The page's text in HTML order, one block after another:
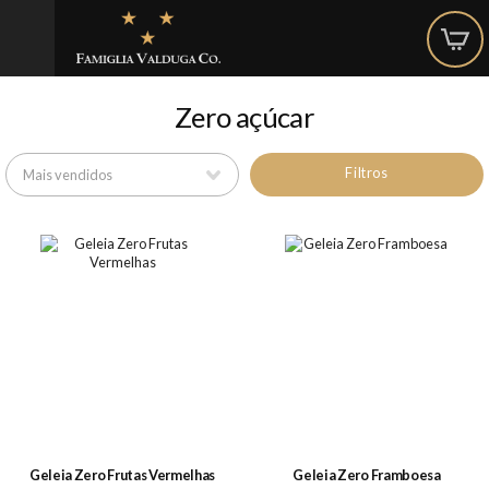
Zero açúcar
Filtros
Geleia Zero Frutas Vermelhas Geleia Zero Framboesa